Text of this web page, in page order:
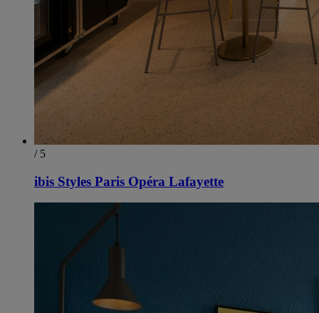
/ 5
ibis Styles Paris Opéra Lafayette